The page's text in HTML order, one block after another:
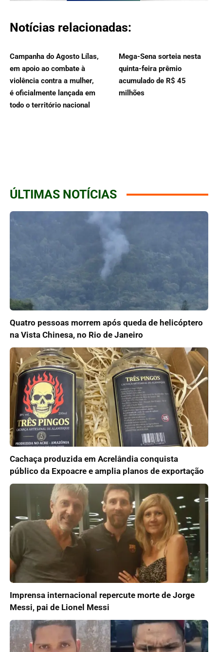
Notícias relacionadas:
Campanha do Agosto Lílas,
em apoio ao combate à
violência contra a mulher,
é oficialmente lançada em
todo o território nacional
Mega-Sena sorteia nesta
quinta-feira prêmio
acumulado de R$ 45
milhões
ÚLTIMAS NOTÍCIAS
Quatro pessoas morrem após queda de helicóptero
na Vista Chinesa, no Rio de Janeiro
Cachaça produzida em Acrelândia conquista
público da Expoacre e amplia planos de exportação
Imprensa internacional repercute morte de Jorge
Messi, pai de Lionel Messi